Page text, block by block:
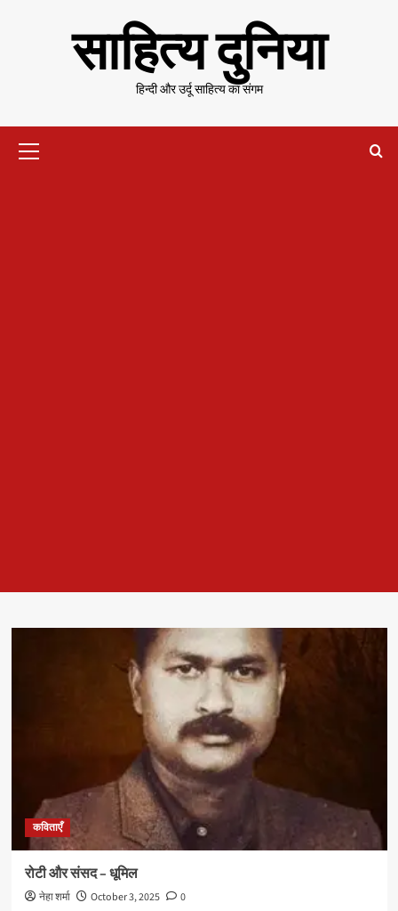
साहित्य दुनिया
हिन्दी और उर्दू साहित्य का संगम
Menu
कविताएँ
रोटी और संसद – धूमिल
नेहा शर्मा October 3, 2025
0